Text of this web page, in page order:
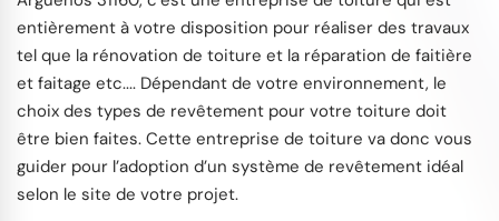
entièrement à votre disposition pour réaliser des travaux
tel que la rénovation de toiture et la réparation de faitière
et faitage etc.... Dépendant de votre environnement, le
choix des types de revêtement pour votre toiture doit
être bien faites. Cette entreprise de toiture va donc vous
guider pour l’adoption d’un système de revêtement idéal
selon le site de votre projet.